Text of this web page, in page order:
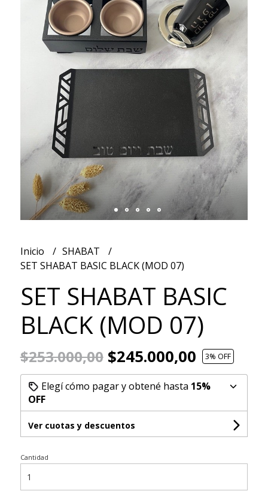
Inicio
SHABAT
SET SHABAT BASIC BLACK (MOD 07)
SET SHABAT BASIC
BLACK (MOD 07)
$253.000,00$245.000,00 3% OFF
Elegí cómo pagar y obtené hasta 15%
OFF
Ver cuotas y descuentos
Cantidad